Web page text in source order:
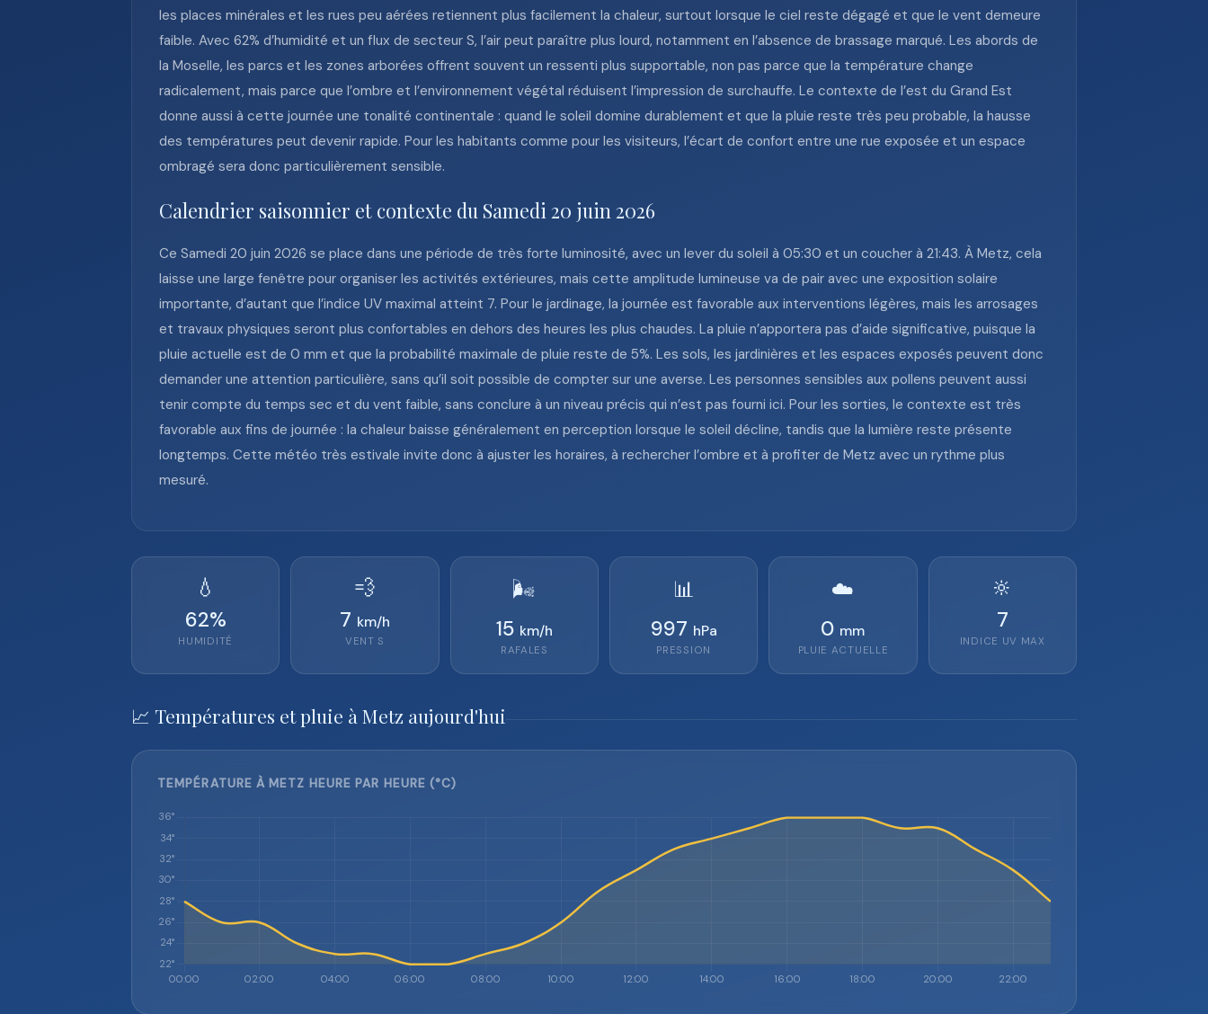
les places minérales et les rues peu aérées retiennent plus facilement la chaleur, surtout lorsque le ciel reste dégagé et que le vent demeure
faible. Avec 62% d’humidité et un flux de secteur S, l’air peut paraître plus lourd, notamment en l’absence de brassage marqué. Les abords de
la Moselle, les parcs et les zones arborées offrent souvent un ressenti plus supportable, non pas parce que la température change
radicalement, mais parce que l’ombre et l’environnement végétal réduisent l’impression de surchauffe. Le contexte de l’est du Grand Est
donne aussi à cette journée une tonalité continentale : quand le soleil domine durablement et que la pluie reste très peu probable, la hausse
des températures peut devenir rapide. Pour les habitants comme pour les visiteurs, l’écart de confort entre une rue exposée et un espace
ombragé sera donc particulièrement sensible.
Calendrier saisonnier et contexte du Samedi 20 juin 2026
Ce Samedi 20 juin 2026 se place dans une période de très forte luminosité, avec un lever du soleil à 05:30 et un coucher à 21:43. À Metz, cela
laisse une large fenêtre pour organiser les activités extérieures, mais cette amplitude lumineuse va de pair avec une exposition solaire
importante, d’autant que l’indice UV maximal atteint 7. Pour le jardinage, la journée est favorable aux interventions légères, mais les arrosages
et travaux physiques seront plus confortables en dehors des heures les plus chaudes. La pluie n’apportera pas d’aide significative, puisque la
pluie actuelle est de 0 mm et que la probabilité maximale de pluie reste de 5%. Les sols, les jardinières et les espaces exposés peuvent donc
demander une attention particulière, sans qu’il soit possible de compter sur une averse. Les personnes sensibles aux pollens peuvent aussi
tenir compte du temps sec et du vent faible, sans conclure à un niveau précis qui n’est pas fourni ici. Pour les sorties, le contexte est très
favorable aux fins de journée : la chaleur baisse généralement en perception lorsque le soleil décline, tandis que la lumière reste présente
longtemps. Cette météo très estivale invite donc à ajuster les horaires, à rechercher l’ombre et à profiter de Metz avec un rythme plus
mesuré.
💧
62%
HUMIDITÉ
💨
7 km/h
VENT S
🌬️
15 km/h
RAFALES
📊
997 hPa
PRESSION
☁️
0 mm
PLUIE ACTUELLE
🔆
7
INDICE UV MAX
📈 Températures et pluie à Metz aujourd'hui
TEMPÉRATURE À METZ HEURE PAR HEURE (°C)